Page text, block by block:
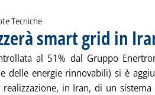
Tecniche
smart grid in
al 51% dal Gruppo
delle energie rinnovabili) si è
in Iran, di un